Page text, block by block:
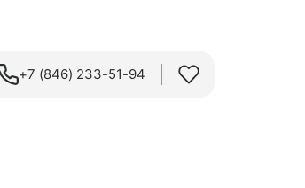
+7 (846) 233-51-94